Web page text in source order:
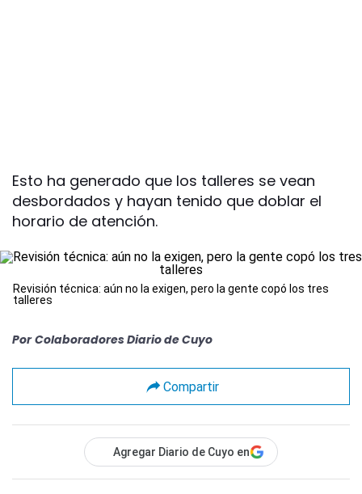
Esto ha generado que los talleres se vean
desbordados y hayan tenido que doblar el
horario de atención.
Revisión técnica: aún no la exigen, pero la gente copó los tres
talleres
Por Colaboradores Diario de Cuyo
Compartir
Agregar Diario de Cuyo en